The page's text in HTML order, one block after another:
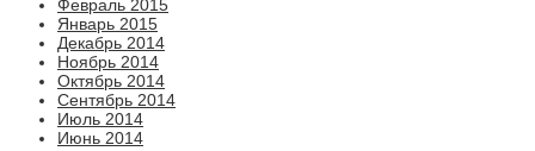
Февраль 2015
Январь 2015
Декабрь 2014
Ноябрь 2014
Октябрь 2014
Сентябрь 2014
Июль 2014
Июнь 2014